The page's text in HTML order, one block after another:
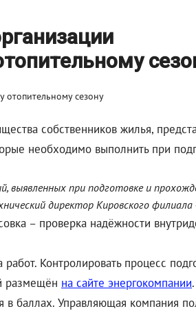
собственников жилья,
необходимо выполнить при
при подготовке и
директор Кировского
– проверка надёжности
Контролировать процесс
размещён на сайте энергокомпании.
баллах. Управляющая компания